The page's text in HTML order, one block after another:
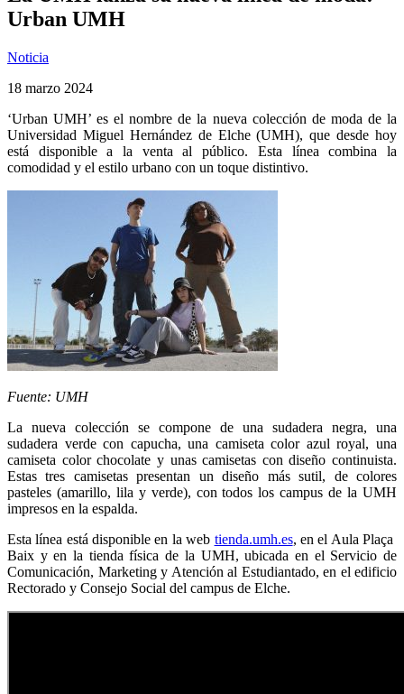
Urban UMH
Noticia
18 marzo 2024
‘Urban UMH’ es el nombre de la nueva colección de moda de la
Universidad Miguel Hernández de Elche (UMH), que desde hoy
está disponible a la venta al público. Esta línea combina la
comodidad y el estilo urbano con un toque distintivo.
Fuente: UMH
La nueva colección se compone de una sudadera negra, una
sudadera verde con capucha, una camiseta color azul royal, una
camiseta color chocolate y unas camisetas con diseño continuista.
Estas tres camisetas presentan un diseño más sutil, de colores
pasteles (amarillo, lila y verde), con todos los campus de la UMH
impresos en la espalda.
Esta línea está disponible en la web tienda.umh.es, en el Aula Plaça
Baix y en la tienda física de la UMH, ubicada en el Servicio de
Comunicación, Marketing y Atención al Estudiantado, en el edificio
Rectorado y Consejo Social del campus de Elche.